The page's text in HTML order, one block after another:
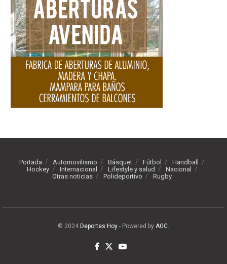
Portada Automovilismo Básquet Fútbol
Handball
Hockey
Internacional Lifestyle y salud
Nacional
Otras noticias
Polideportivo Rugby
© 2024 Deportes Hoy - Powered by AGC.